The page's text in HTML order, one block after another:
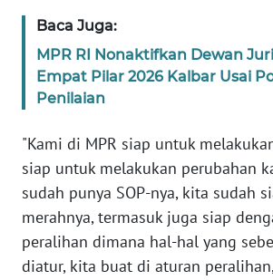
Baca Juga:
MPR RI Nonaktifkan Dewan
Empat Pilar 2026 Kalbar Usai
Penilaian
"Kami di MPR siap untuk
siap untuk melakukan perubahan
sudah punya SOP-nya, kita sudah
merahnya, termasuk juga siap
peralihan dimana hal-hal yang
diatur, kita buat di aturan
PEDOMAN
SIBER
DISCLAIMER
Wahana
News